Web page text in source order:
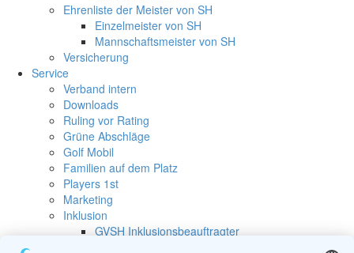
Ehrenliste der Meister von SH
Einzelmeister von SH
Mannschaftsmeister von SH
Versicherung
Service
Verband intern
Downloads
Ruling vor Rating
Grüne Abschläge
Golf Mobil
Familien auf dem Platz
Players 1st
Marketing
Inklusion
GVSH Inklusionsbeauftragter